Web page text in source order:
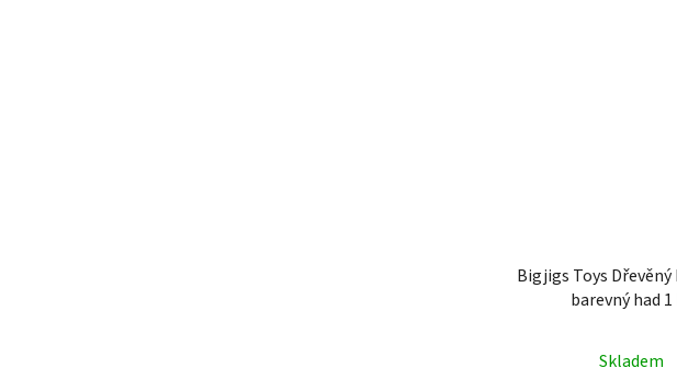
Bigjigs Toys
barevný had 1
Skladem